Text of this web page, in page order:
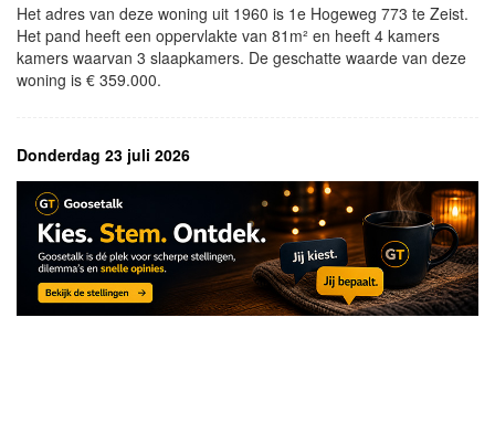
Het adres van deze woning uit 1960 is 1e Hogeweg 773 te Zeist.
Het pand heeft een oppervlakte van 81m² en heeft 4 kamers
kamers waarvan 3 slaapkamers. De geschatte waarde van deze
woning is € 359.000.
Donderdag 23 juli 2026